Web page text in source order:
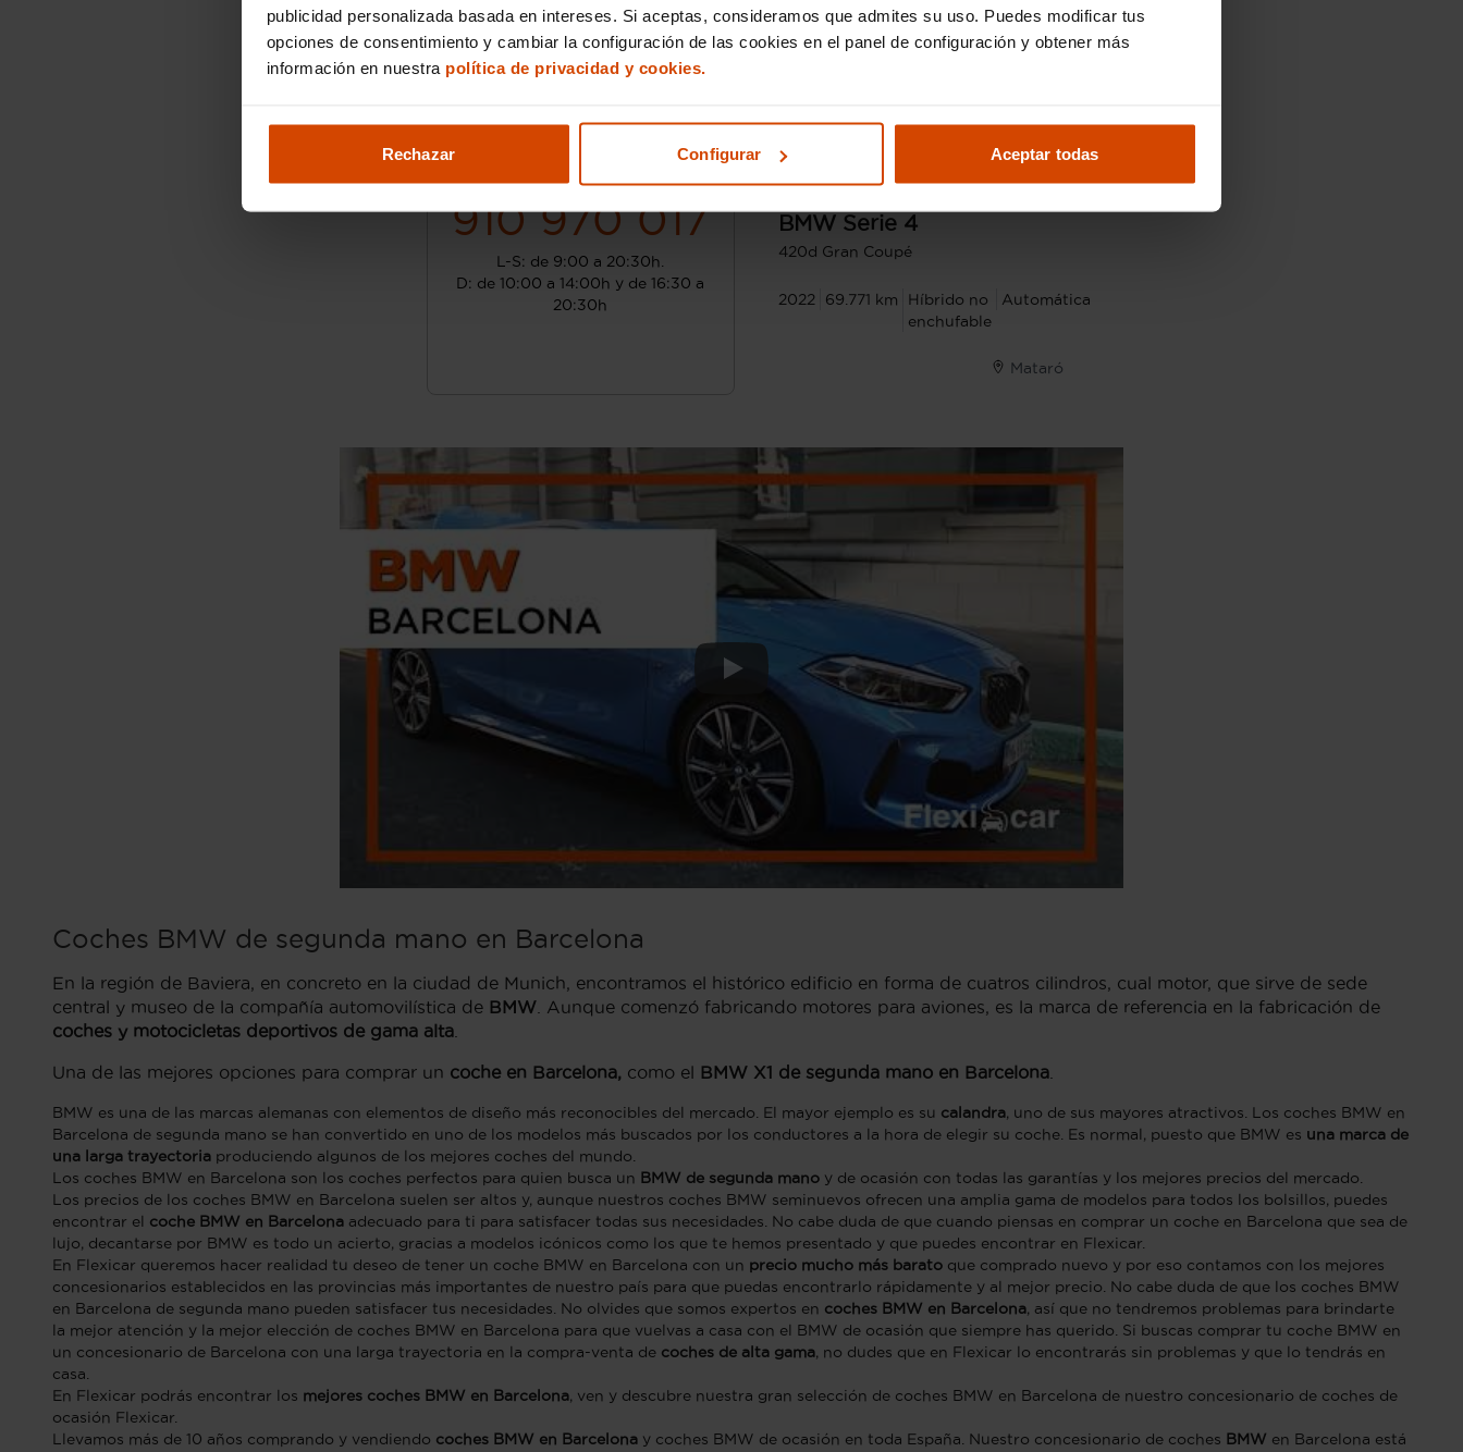
publicidad personalizada basada en intereses. Si aceptas, consideramos que admites su uso. Puedes modificar tus
opciones de consentimiento y cambiar la configuración de las cookies en el panel de configuración y obtener más
información en nuestra política de privacidad y cookies.
Rechazar Configurar Aceptar todas
¿Hablamos?
910 970 017
L-S: de 9:00 a 20:30h.
D: de 10:00 a 14:00h y de 16:30 a
20:30h
41.990 €
Desde 591 € /mes*
37.990 €
BMW Serie 4
420d Gran Coupé
2022 69.771 km
Híbrido no
enchufable
Automática
Mataró
Coches BMW de segunda mano en Barcelona
En la región de Baviera, en concreto en la ciudad de Munich, encontramos el histórico edificio en forma de cuatros cilindros, cual motor, que sirve de sede
central y museo de la compañía automovilística de BMW . Aunque comenzó fabricando motores para aviones, es la marca de referencia en la fabricación de
coches y motocicletas deportivos de gama alta
Una de las mejores opciones para comprar un coche en Barcelona, como el BMW X1 de segunda mano en Barcelona
BMW es una de las marcas alemanas con elementos de diseño más reconocibles del mercado. El mayor ejemplo es su calandra, uno de sus mayores atractivos. Los coches BMW en
Barcelona de segunda mano se han convertido en uno de los modelos más buscados por los conductores a la hora de elegir su coche. Es normal, puesto que BMW es una marca de
una larga trayectoria produciendo algunos de los mejores coches del mundo.
Los coches BMW en Barcelona son los coches perfectos para quien busca un BMW de segunda mano y de ocasión con todas las garantías y los mejores precios del mercado.
Los precios de los coches BMW en Barcelona suelen ser altos y, aunque nuestros coches BMW seminuevos ofrecen una amplia gama de modelos para todos los bolsillos, puedes
encontrar el coche BMW en Barcelona adecuado para ti para satisfacer todas sus necesidades. No cabe duda de que cuando piensas en comprar un coche en Barcelona que sea de
lujo, decantarse por BMW es todo un acierto, gracias a modelos icónicos como los que te hemos presentado y que puedes encontrar en Flexicar.
En Flexicar queremos hacer realidad tu deseo de tener un coche BMW en Barcelona con un precio mucho más barato que comprado nuevo y por eso contamos con los mejores
concesionarios establecidos en las provincias más importantes de nuestro país para que puedas encontrarlo rápidamente y al mejor precio. No cabe duda de que los coches BMW
en Barcelona de segunda mano pueden satisfacer tus necesidades. No olvides que somos expertos en coches BMW en Barcelona, así que no tendremos problemas para brindarte
la mejor atención y la mejor elección de coches BMW en Barcelona para que vuelvas a casa con el BMW de ocasión que siempre has querido. Si buscas comprar tu coche BMW en
un concesionario de Barcelona con una larga trayectoria en la compra-venta de coches de alta gama, no dudes que en Flexicar lo encontrarás sin problemas y que lo tendrás en
casa.
En Flexicar podrás encontrar los mejores coches BMW en Barcelona, ven y descubre nuestra gran selección de coches BMW en Barcelona de nuestro concesionario de coches de
ocasión Flexicar.
Llevamos más de 10 años comprando y vendiendo coches BMW en Barcelona y coches BMW de ocasión en toda España. Nuestro concesionario de coches BMW en Barcelona está